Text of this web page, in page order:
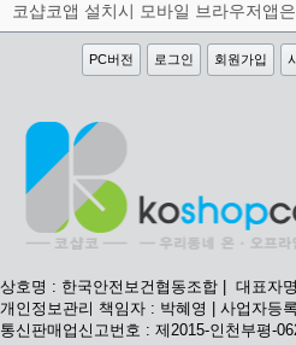
PC버전 로그인 회원가입
상호명 : 한국안전보건협동조합 | 대표자
개인정보관리 책임자 : 박혜영 | 사업자등
통신판매업신고번호 : 제2015-인천부평-